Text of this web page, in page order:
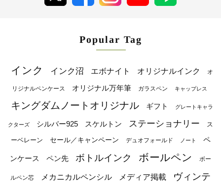
Popular Tag
インク インク沼 エボナイト オリジナルインク オ
リジナルペンケース オリジナル万年筆 ガラスペン キャップレス
キングダムノートオリジナル ギフト グレートキャラ
クターズ シルバー925 スケルトン ステーショナリー ス
ーベレーン セール／キャンペーン デュオフォールド ノート ペ
ンケース ペン先 ボトルインク ボールペン ボー
ルペン芯 メカニカルペンシル メディア掲載 ヴィンテ